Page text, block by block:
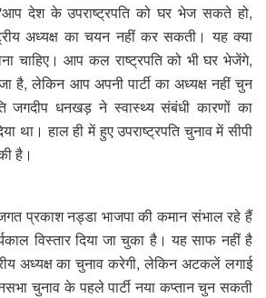
देश के उपराष्ट्रपति को घर भेज सकते हो,
अध्यक्ष का चयन नहीं कर सकती। यह क्या
चाहिए। आप कल राष्ट्रपति को भी घर भेजेंगे,
लेकिन आप अपनी पार्टी का अध्यक्ष नहीं चुन
जगदीप धनखड़ ने स्वास्थ्य संबंधी कारणों का
था। हाल ही में हुए उपराष्ट्रपति चुनाव में सीपी
है।
प्रकाश नड्डा भाजपा की कमान संभाल रहे हैं
विस्तार दिया जा चुका है। यह साफ नहीं है
अध्यक्ष का चुनाव करेगी, लेकिन अटकलें लगाई
चुनाव के पहले पार्टी नया कप्तान चुन सकती